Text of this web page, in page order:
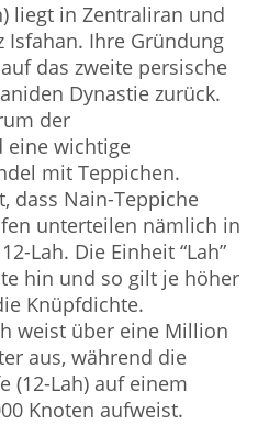
liegt in Zentraliran und
Isfahan. Ihre Gründung
das zweite persische
Dynastie zurück.
der
eine wichtige
mit Teppichen.
dass Nain-Teppiche
unterteilen nämlich in
Lah. Die Einheit “Lah”
hin und so gilt je höher
Knüpfdichte.
weist über eine Million
aus, während die
(12-Lah) auf einem
Knoten aufweist.